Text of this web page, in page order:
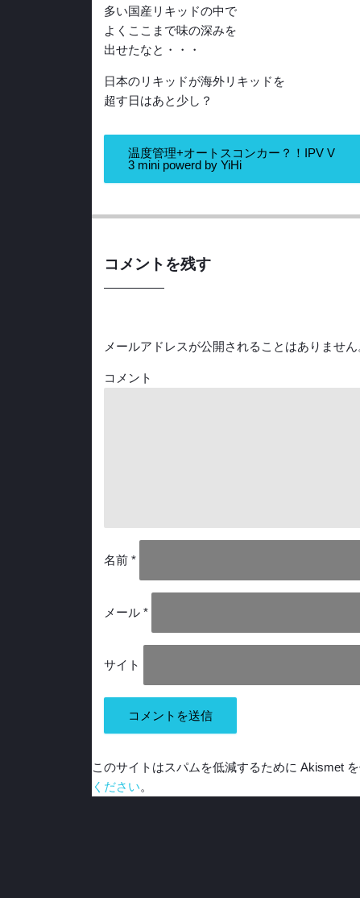
多い国産リキッドの中で
よくここまで味の深みを
出せたなと・・・
日本のリキッドが海外リキッドを
超す日はあと少し？
温度管理+オートスコンカー？！IPV V
3 mini powerd by YiHi
コメントを残す
メールアドレスが公開されることはありません
コメント
名前 *
メール *
サイト
このサイトはスパムを低減するために Akismet を
ください。